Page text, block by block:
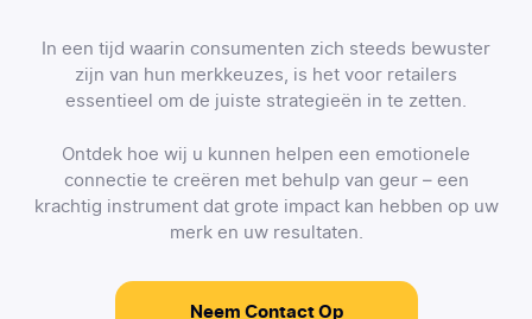
In een tijd waarin consumenten zich steeds bewuster
zijn van hun merkkeuzes, is het voor retailers
essentieel om de juiste strategieën in te zetten.
Ontdek hoe wij u kunnen helpen een emotionele
connectie te creëren met behulp van geur – een
krachtig instrument dat grote impact kan hebben op uw
merk en uw resultaten.
Neem Contact Op